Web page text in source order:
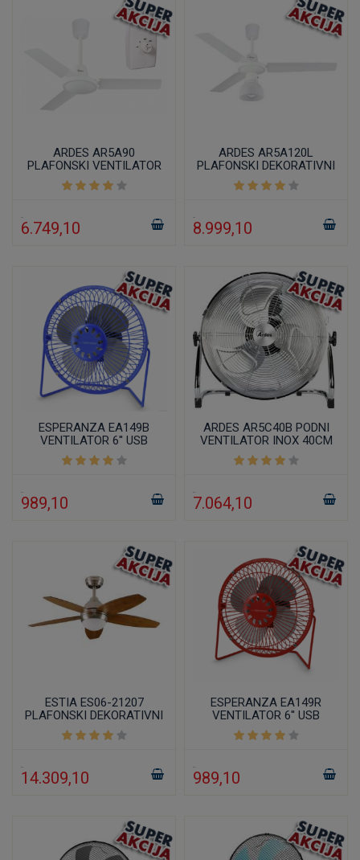
ARDES AR5A90
PLAFONSKI VENTILATOR
6.749,10
ARDES AR5A120L
PLAFONSKI DEKORATIVNI
VENTILATOR
8.999,10
ESPERANZA EA149B
VENTILATOR 6'' USB
989,10
ARDES AR5C40B PODNI
VENTILATOR INOX 40CM
90W
7.064,10
ESTIA ES06-21207
PLAFONSKI DEKORATIVNI
VENTILATOR 111CM 70W
14.309,10
ESPERANZA EA149R
VENTILATOR 6'' USB
989,10